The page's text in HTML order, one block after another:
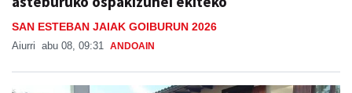
SAN ESTEBAN JAIAK GOIBURUN 2026
Aiurri abu 08, 09:31 ANDOAIN